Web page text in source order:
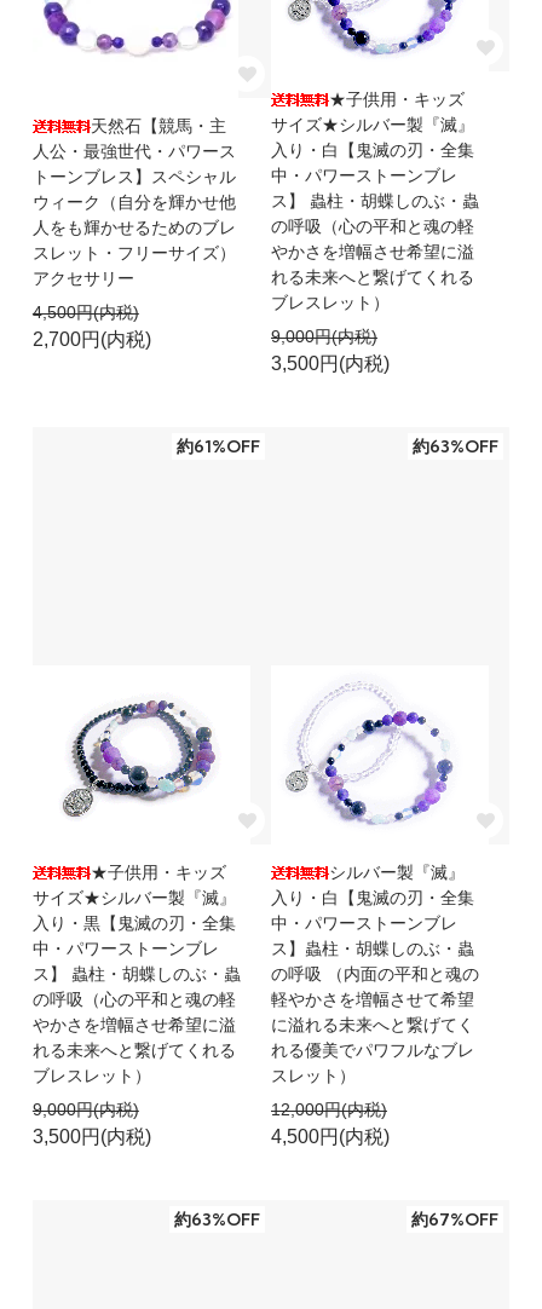
天然石【競馬・主
人公・最強世代・パワース
トーンブレス】スペシャル
ウィーク（自分を輝かせ他
人をも輝かせるためのブレ
スレット・フリーサイズ）
アクセサリー
4,500円(内税)
2,700円(内税)
★子供用・キッズ
サイズ★シルバー製『滅』
入り・白【鬼滅の刃・全集
中・パワーストーンブレ
ス】 蟲柱・胡蝶しのぶ・蟲
の呼吸（心の平和と魂の軽
やかさを増幅させ希望に溢
れる未来へと繋げてくれる
ブレスレット）
9,000円(内税)
3,500円(内税)
約61%OFF
★子供用・キッズ
サイズ★シルバー製『滅』
入り・黒【鬼滅の刃・全集
中・パワーストーンブレ
ス】 蟲柱・胡蝶しのぶ・蟲
の呼吸（心の平和と魂の軽
やかさを増幅させ希望に溢
れる未来へと繋げてくれる
ブレスレット）
9,000円(内税)
3,500円(内税)
約63%OFF
シルバー製『滅』
入り・白【鬼滅の刃・全集
中・パワーストーンブレ
ス】蟲柱・胡蝶しのぶ・蟲
の呼吸 （内面の平和と魂の
軽やかさを増幅させて希望
に溢れる未来へと繋げてく
れる優美でパワフルなブレ
スレット）
12,000円(内税)
4,500円(内税)
約63%OFF 約67%OFF